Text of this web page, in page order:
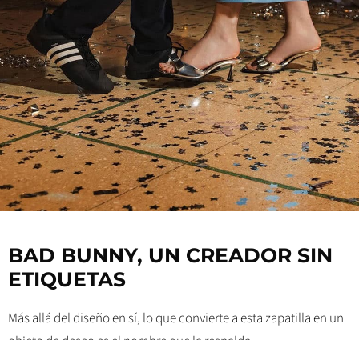
BAD BUNNY, UN CREADOR SIN
ETIQUETAS
Más allá del diseño en sí, lo que convierte a esta zapatilla en un